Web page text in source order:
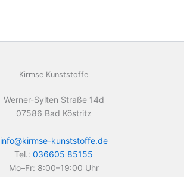
Kirmse Kunststoffe
Werner-Sylten Straße 14d
07586 Bad Köstritz
info@kirmse-kunststoffe.de
Tel.: 036605 85155
Mo–Fr: 8:00–19:00 Uhr